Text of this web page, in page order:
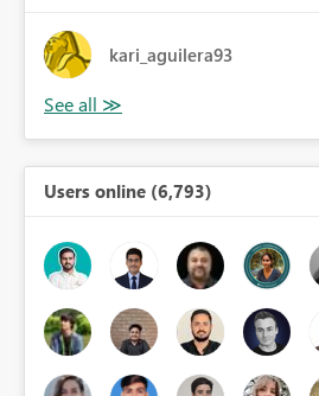
kari_aguilera93
Users online (6,793)